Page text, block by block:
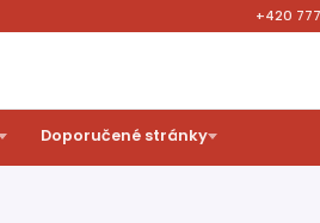
+420
Doporučené stránky